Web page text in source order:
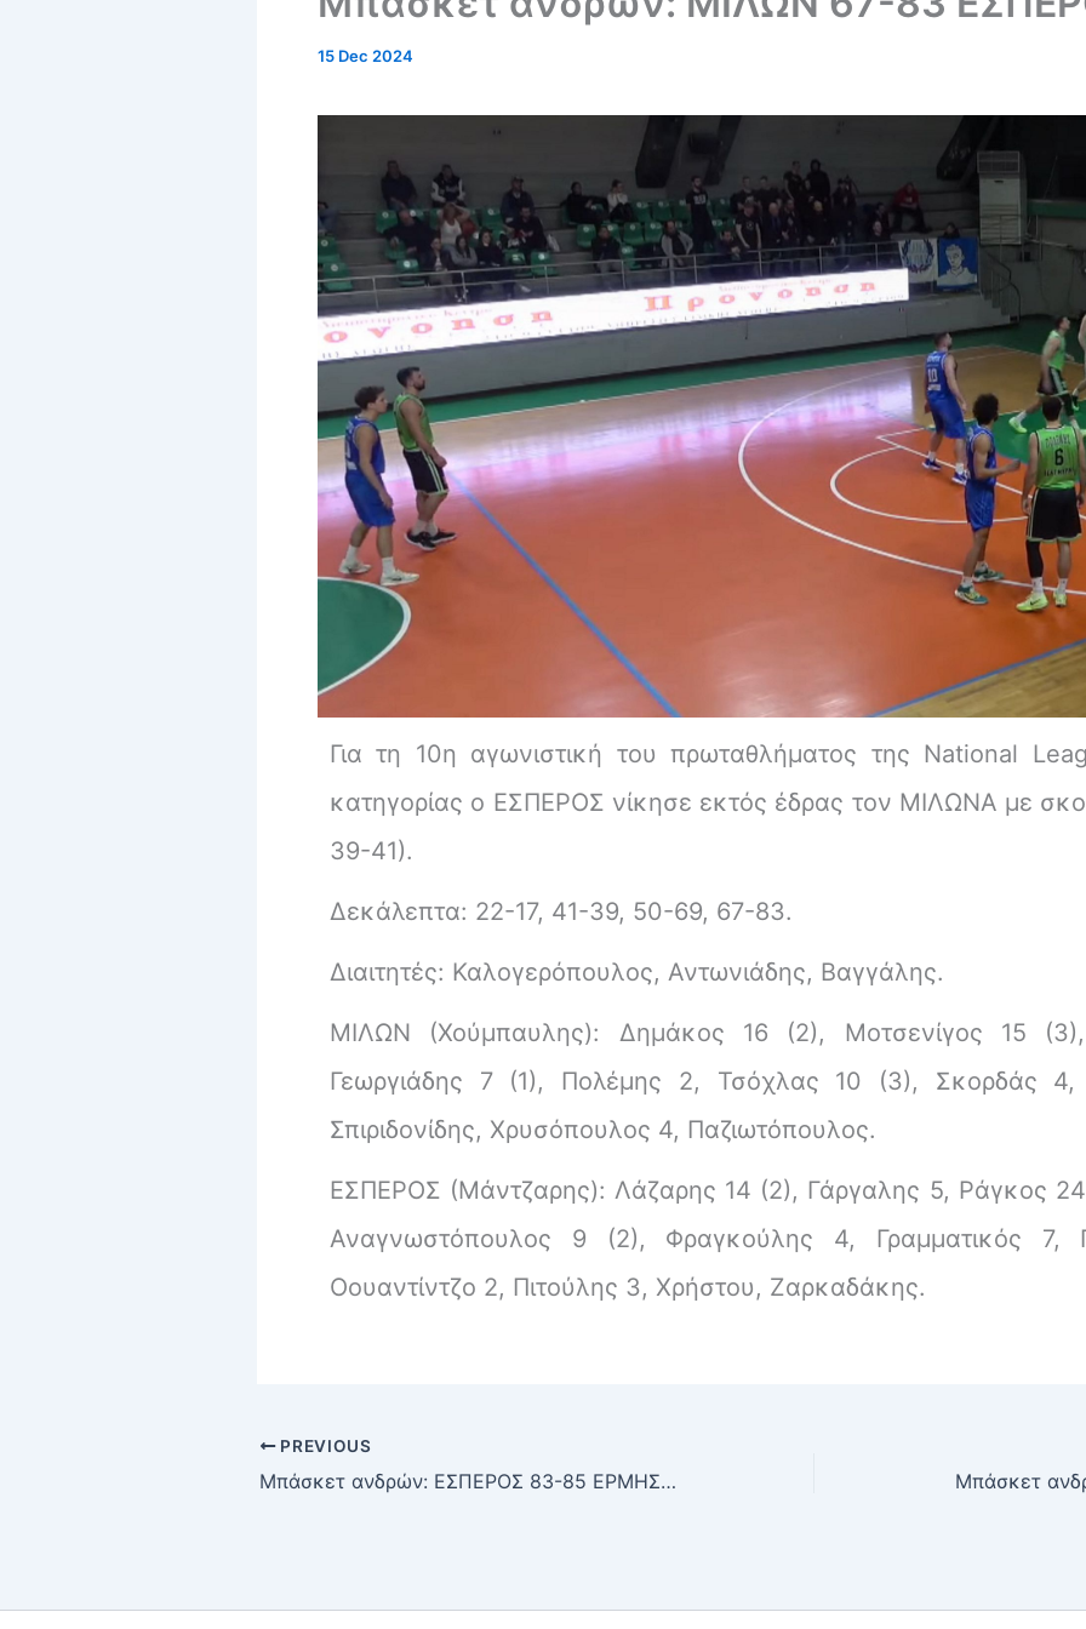
15 Dec 2024
Για τη 10η αγωνιστική του πρωταθλήματος της National
κατηγορίας ο ΕΣΠΕΡΟΣ νίκησε εκτός έδρας τον ΜΙΛΩΝΑ με
39-41).
Δεκάλεπτα: 22-17, 41-39, 50-69, 67-83.
Διαιτητές: Καλογερόπουλος, Αντωνιάδης, Βαγγάλης.
ΜΙΛΩΝ (Χούμπαυλης): Δημάκος 16 (2), Μοτσενίγος 15
Γεωργιάδης 7 (1), Πολέμης 2, Τσόχλας 10 (3), Σκορδάς 4,
Σπιριδονίδης, Χρυσόπουλος 4, Παζιωτόπουλος.
ΕΣΠΕΡΟΣ (Μάντζαρης): Λάζαρης 14 (2), Γάργαλης 5, Ράγκος
Αναγνωστόπουλος 9 (2), Φραγκούλης 4, Γραμματικός 7,
Οουαντίντζο 2, Πιτούλης 3, Χρήστου, Ζαρκαδάκης.
PREVIOUS
Μπάσκετ ανδρών: ΕΣΠΕΡΟΣ 83-85 ΕΡΜΗΣ ΑΡΓΥΡΟΥΠΟΛΗΣ Μπάσκετ